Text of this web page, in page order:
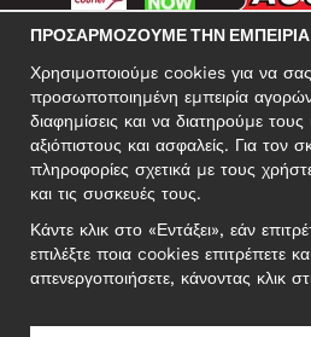
ΕΠΑΓΓΕΛΜΑΤΙΚΗ
Motley Denim
Reg:
ΣΗΜΕΙΩΣΗ! Μη στέλνετε
ΠΡΟΣΑΡΜΌΖΟΥΜΕ ΤΗΝ ΕΜΠΕΙΡΊΑ
Χρησιμοποιούμε cookies για να
προσωποποιημένη εμπειρία
διαφημίσεις και να διατηρούμε
αξιόπιστους και ασφαλείς. Για τον
πληροφορίες σχετικά με τους
και τις συσκευές τους.
Κάντε κλικ στο «Εντάξει», εάν
επιλέξτε ποια cookies επιτρέπετε
απενεργοποιήσετε, κάνοντας κλικ